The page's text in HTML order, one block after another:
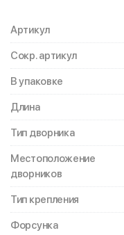
Артикул
Сокр. артикул
В упаковке
Длина
Тип дворника
Местоположение
дворников
Тип крепления
Форсунка